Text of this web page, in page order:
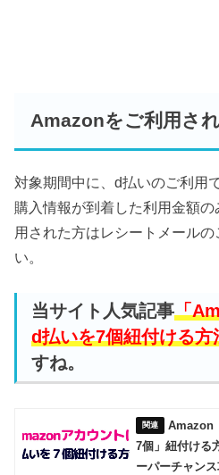
Amazonをご利用さ
対象期間中に、d払いのご利用
購入情報が到着した利用金額
用された方はレシートメール
い。
当サイト人気記事「
d払いを7個紐付ける方
すね。
Amazon
7個」紐付ける
ーパーチャンス